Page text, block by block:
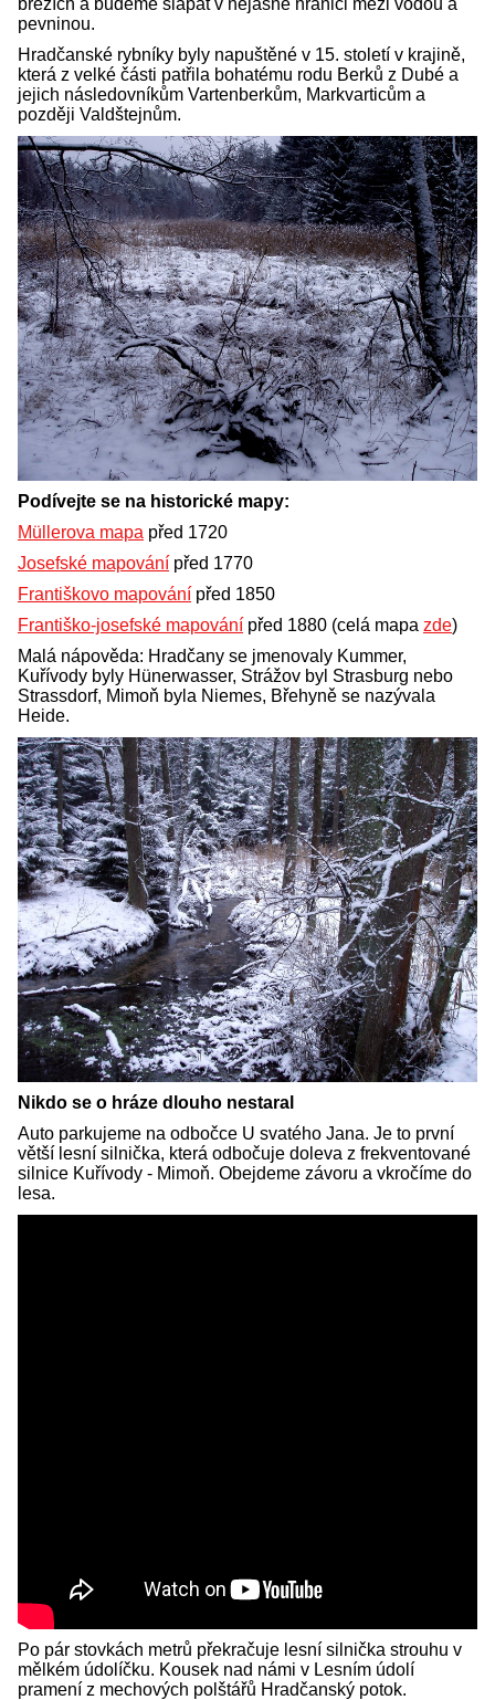
pevninou.
Hradčanské rybníky byly napuštěné v 15. století v krajině,
která z velké části patřila bohatému rodu Berků z Dubé a
jejich následovníkům Vartenberkům, Markvarticům a
později Valdštejnům.
Podívejte se na historické mapy:
Müllerova mapa před 1720
Josefské mapování před 1770
Františkovo mapování před 1850
Františko-josefské mapování před 1880 (celá mapa zde)
Malá nápověda: Hradčany se jmenovaly Kummer,
Kuřívody byly Hünerwasser, Strážov byl Strasburg nebo
Strassdorf, Mimoň byla Niemes, Břehyně se nazývala
Heide.
Nikdo se o hráze dlouho nestaral
Auto parkujeme na odbočce U svatého Jana. Je to první
větší lesní silnička, která odbočuje doleva z frekventované
silnice Kuřívody - Mimoň. Obejdeme závoru a vkročíme do
lesa.
Po pár stovkách metrů překračuje lesní silnička strouhu v
mělkém údolíčku. Kousek nad námi v Lesním údolí
pramení z mechových polštářů Hradčanský potok.